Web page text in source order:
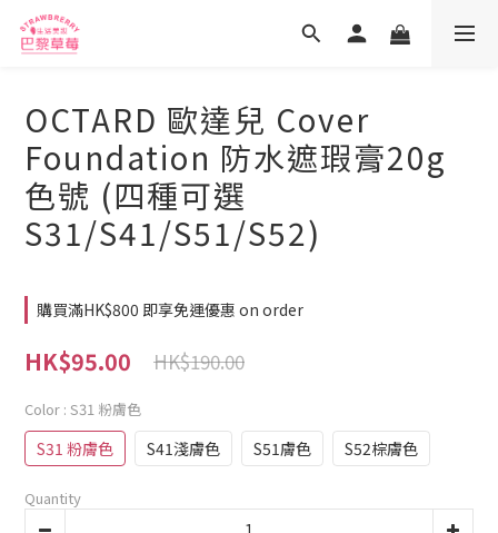
OCTARD 歐達兒 Cover
Foundation 防水遮瑕膏20g
色號 (四種可選
S31/S41/S51/S52)
購買滿HK$800 即享免運優惠 on order
HK$95.00 HK$190.00
Color : S31 粉膚色
S31 粉膚色 S41淺膚色 S51膚色 S52棕膚色
Quantity